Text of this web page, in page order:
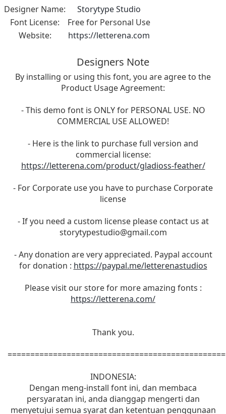
Designer Name:
Storytype Studio
Font License:
Free for Personal Use
Website:
https://letterena.com
Designers Note
By installing or using this font, you are agree to the
Product Usage Agreement:
- This demo font is ONLY for PERSONAL USE. NO
COMMERCIAL USE ALLOWED!
- Here is the link to purchase full version and
commercial license:
https://letterena.com/product/gladioss-feather/
- For Corporate use you have to purchase Corporate
license
- If you need a custom license please contact us at
storytypestudio@gmail.com
- Any donation are very appreciated. Paypal account
for donation : https://paypal.me/letterenastudios
Please visit our store for more amazing fonts :
https://letterena.com/
Thank you.
INDONESIA:
Dengan meng-install font ini, dan membaca
persyaratan ini, anda dianggap mengerti dan
menyetujui semua syarat dan ketentuan penggunaan